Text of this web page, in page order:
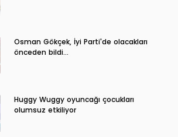
Osman Gökçek, İyi Parti'de olacakları
önceden bildi...
Huggy Wuggy oyuncağı çocukları
olumsuz etkiliyor